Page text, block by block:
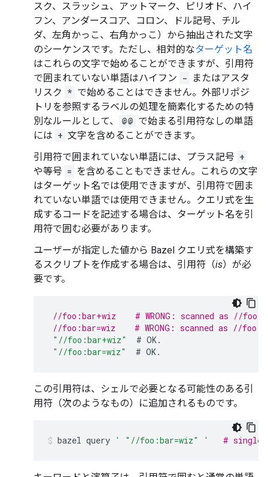
スク、スラッシュ、アットマーク、ピリオド、ハイ
フン、アンダースコア、コロン、ドル記号、チル
ダ、左角かっこ、右角かっこ）から抽出された文字
のシーケンスです。ただし、相対的なターゲット名
はこれらの文字で始めることができますが、引用符
で囲まれていない単語はハイフン -
またはアスタ
リスク * で始めることはできません。外部リポジ
トリを参照するラベルの処理を簡素化するための特
別なルールとして、
@@ で始まる引用符なしの単語
には + 文字を含めることができます。
引用符で囲まれていない単語には、プラス記号 +
や等号 = を含めることもできません。これらの文字
はターゲット名では使用できますが、引用符で囲ま
れていない単語では使用できません。クエリ式を生
成するコードを記述する場合は、ターゲット名を引
用符で囲む必要があります。
ユーザーが指定した値から Bazel クエリ式を構築す
るスクリプトを作成する場合は、引用符（is）が必
要です。
//foo:bar+wiz    # WRONG: scanned as //
//foo:bar=wiz    # WRONG: scanned as //
"//foo:bar+wiz"
# OK.
"//foo:bar=wiz"
# OK.
この引用符は、シェルで必要となる可能性のある引
用符（次のようなもの）に追加されるものです。
bazel query ' "//foo:bar=wiz" ' # single-